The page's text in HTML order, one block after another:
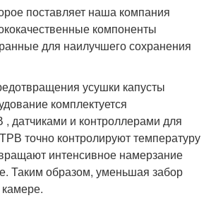
поставляет наша компания
компоненты
для наилучшего сохранения
усушки капусты
комплектуется
датчиками и контроллерами для
точно контролируют температуру
интенсивное намерзание
Таким образом, уменьшая забор
камере.